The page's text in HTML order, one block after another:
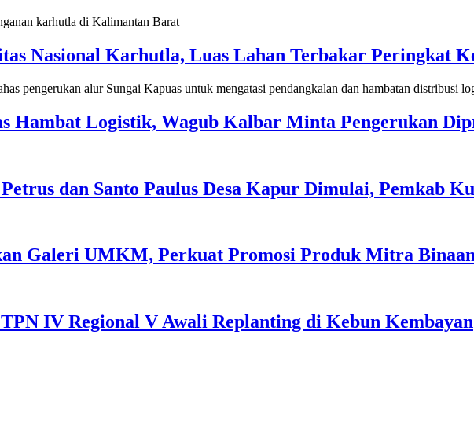
Nasional Karhutla, Luas Lahan Terbakar Peringkat
Hambat Logistik, Wagub Kalbar Minta Pengerukan
dan Santo Paulus Desa Kapur Dimulai, Pemkab
Galeri UMKM, Perkuat Promosi Produk Mitra
IV Regional V Awali Replanting di Kebun Kembayan